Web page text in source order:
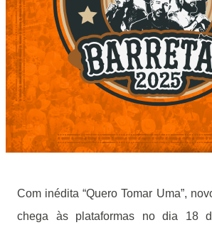
Com inédita “Quero Tomar Uma”,
chega às plataformas no dia 18